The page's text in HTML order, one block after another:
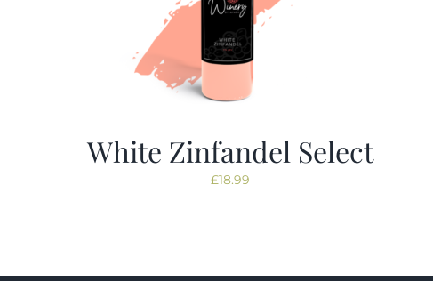
White Zinfandel Select
£18.99